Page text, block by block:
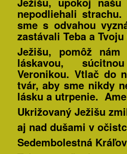
nepodliehali
sme s odvahou
zastávali Teba a
Ježišu, pomôž nám
láskavou,
Veronikou. Vtlač do
tvár, aby sme nikdy
lásku a utrpenie.
Ukrižovaný Ježišu
aj nad dušami v
Sedembolestná